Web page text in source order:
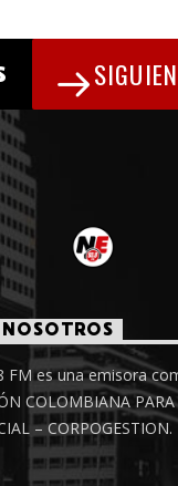
FM es una emisora
COLOMBIANA
– CORPOGESTION.